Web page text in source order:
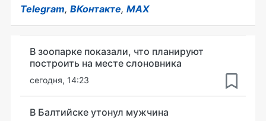
Telegram, ВКонтакте, MAX
В зоопарке показали, что планируют
построить на месте слоновника
сегодня, 14:23
В Балтийске утонул мужчина